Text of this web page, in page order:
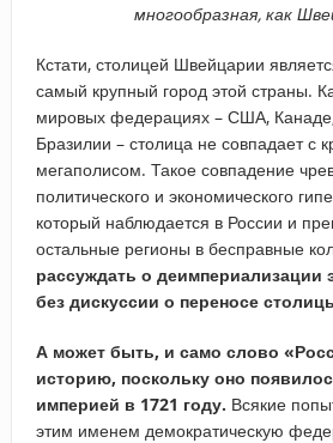
многообразная, как
Кстати, столицей Швейцарии
самый крупный город этой страны.
мировых федерациях – США,
Бразилии – столица не совпадает с
мегаполисом. Такое совпадение
политического и экономического
который наблюдается в России и
остальные регионы в бесправные
рассуждать о деимпериализации
без дискуссии о переносе
А может быть, и само слово
историю, поскольку оно
империей в 1721 году. Всякие
этим именем демократическую